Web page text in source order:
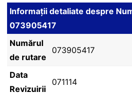
Informații detaliate despre
073905417
Numărul
de rutare
073905417
Data
Revizuirii
071114